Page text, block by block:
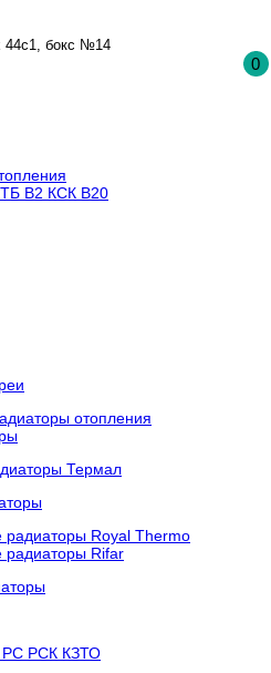
44с1, бокс №14
0
ТБ В2 КСК В20
отопления
Термал
радиаторы Royal Thermo
радиаторы Rifar
РС РСК КЗТО